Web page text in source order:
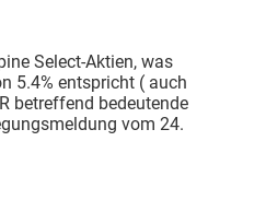
Select-Aktien, was
5.4% entspricht ( auch
betreffend bedeutende
vom 24.